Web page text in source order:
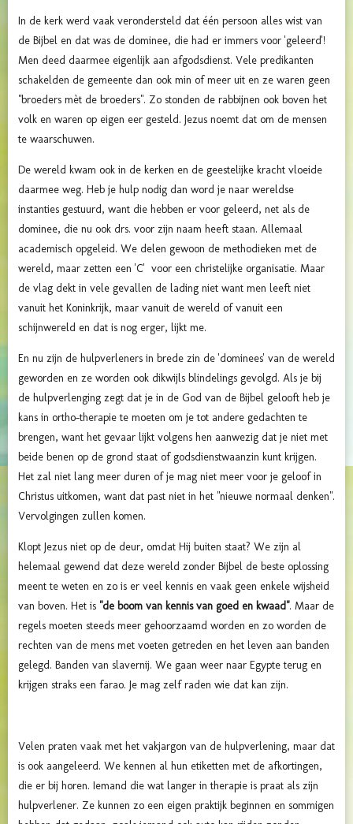
In de kerk werd vaak verondersteld dat één persoon alles wist van
de Bijbel en dat was de dominee, die had er immers voor 'geleerd'!
Men deed daarmee eigenlijk aan afgodsdienst. Vele predikanten
schakelden de gemeente dan ook min of meer uit en ze waren geen
"broeders mèt de broeders". Zo stonden de rabbijnen ook boven het
volk en waren op eigen eer gesteld. Jezus noemt dat om de mensen
te waarschuwen.
De wereld kwam ook in de kerken en de geestelijke kracht vloeide
daarmee weg. Heb je hulp nodig dan word je naar wereldse
instanties gestuurd, want die hebben er voor geleerd, net als de
dominee, die nu ook drs. voor zijn naam heeft staan. Allemaal
academisch opgeleid. We delen gewoon de methodieken met de
wereld, maar zetten een 'C' voor een christelijke organisatie. Maar
de vlag dekt in vele gevallen de lading niet want men leeft niet
vanuit het Koninkrijk, maar vanuit de wereld of vanuit een
schijnwereld en dat is nog erger, lijkt me.
En nu zijn de hulpverleners in brede zin de 'dominees' van de wereld
geworden en ze worden ook dikwijls blindelings gevolgd. Als je bij
de hulpverlenging zegt dat je in de God van de Bijbel gelooft heb je
kans in ortho-therapie te moeten om je tot andere gedachten te
brengen, want het gevaar lijkt volgens hen aanwezig dat je niet met
beide benen op de grond staat of godsdienstwaanzin kunt krijgen.
Het zal niet lang meer duren of je mag niet meer voor je geloof in
Christus uitkomen, want dat past niet in het "nieuwe normaal denken".
Vervolgingen zullen komen.
Klopt Jezus niet op de deur, omdat Hij buiten staat? We zijn al
helemaal gewend dat deze wereld zonder Bijbel de beste oplossing
meent te weten en zo is er veel kennis en vaak geen enkele wijsheid
van boven. Het is "de boom van kennis van goed en kwaad". Maar de
regels moeten steeds meer gehoorzaamd worden en zo worden de
rechten van de mens met voeten getreden en het leven aan banden
gelegd. Banden van slavernij. We gaan weer naar Egypte terug en
krijgen straks een farao. Je mag zelf raden wie dat kan zijn.
Velen praten vaak met het vakjargon van de hulpverlening, maar dat
is ook aangeleerd. We kennen al hun etiketten met de afkortingen,
die er bij horen. Iemand die wat langer in therapie is praat als zijn
hulpverlener. Ze kunnen zo een eigen praktijk beginnen en sommigen